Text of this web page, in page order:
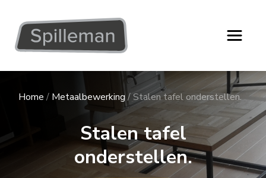
Home / Metaalbewerking/Stalen tafel onderstellen.
Stalen tafel
onderstellen.